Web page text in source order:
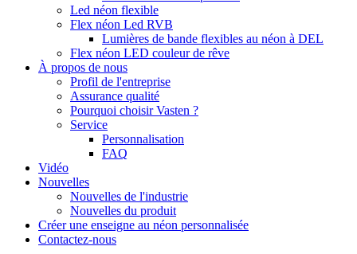
Led néon flexible
Flex néon Led RVB
Lumières de bande flexibles au néon à DEL
Flex néon LED couleur de rêve
À propos de nous
Profil de l'entreprise
Assurance qualité
Pourquoi choisir Vasten ?
Service
Personnalisation
FAQ
Vidéo
Nouvelles
Nouvelles de l'industrie
Nouvelles du produit
Créer une enseigne au néon personnalisée
Contactez-nous